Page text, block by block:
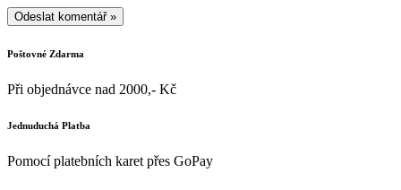
Poštovné Zdarma
Při objednávce nad 2000,- Kč
Jednuduchá Platba
Pomocí platebních karet přes GoPay